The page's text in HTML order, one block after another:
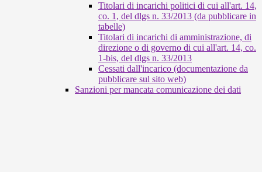
Titolari di incarichi politici di cui all'art. 14,
co. 1, del dlgs n. 33/2013 (da pubblicare in
tabelle)
Titolari di incarichi di amministrazione, di
direzione o di governo di cui all'art. 14, co.
1-bis, del dlgs n. 33/2013
Cessati dall'incarico (documentazione da
pubblicare sul sito web)
Sanzioni per mancata comunicazione dei dati